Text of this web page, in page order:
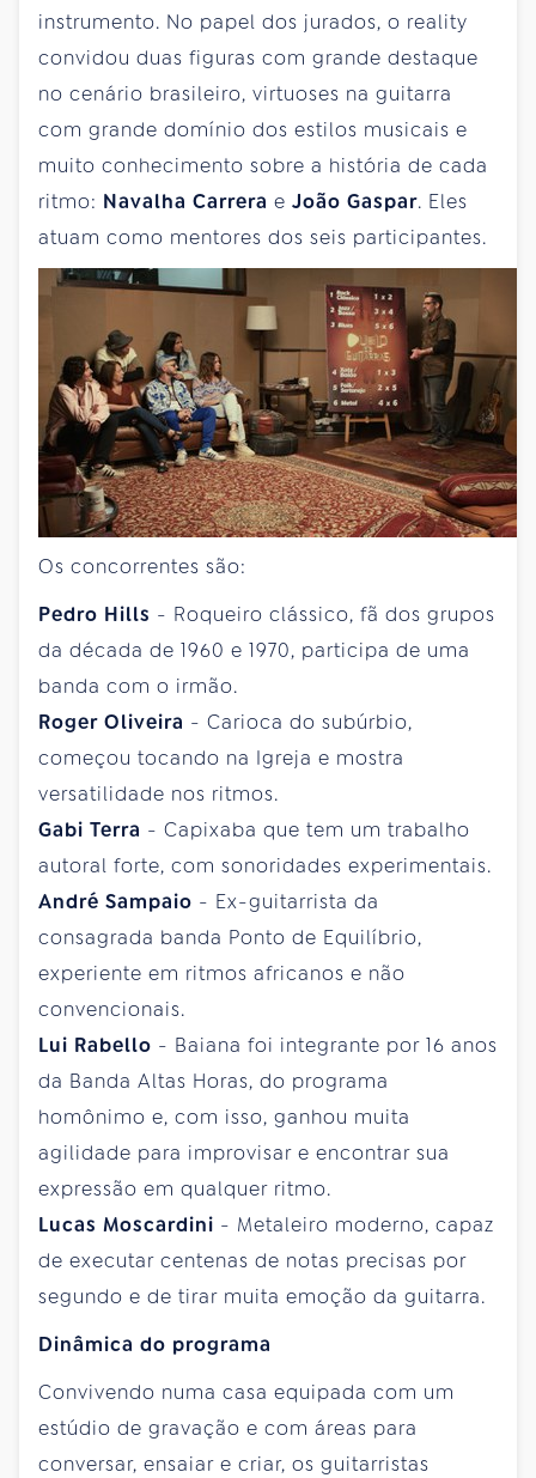
instrumento. No papel dos jurados, o reality
convidou duas figuras com grande destaque
no cenário brasileiro, virtuoses na guitarra
com grande domínio dos estilos musicais e
muito conhecimento sobre a história de cada
ritmo: Navalha Carrera e João Gaspar. Eles
atuam como mentores dos seis participantes.
Os concorrentes são:
Pedro Hills - Roqueiro clássico, fã dos grupos
da década de 1960 e 1970, participa de uma
banda com o irmão.
Roger Oliveira - Carioca do subúrbio,
começou tocando na Igreja e mostra
versatilidade nos ritmos.
Gabi Terra - Capixaba que tem um trabalho
autoral forte, com sonoridades experimentais.
André Sampaio - Ex-guitarrista da
consagrada banda Ponto de Equilíbrio,
experiente em ritmos africanos e não
convencionais.
Lui Rabello - Baiana foi integrante por 16 anos
da Banda Altas Horas, do programa
homônimo e, com isso, ganhou muita
agilidade para improvisar e encontrar sua
expressão em qualquer ritmo.
Lucas Moscardini - Metaleiro moderno, capaz
de executar centenas de notas precisas por
segundo e de tirar muita emoção da guitarra.
Dinâmica do programa
Convivendo numa casa equipada com um
estúdio de gravação e com áreas para
conversar, ensaiar e criar, os guitarristas